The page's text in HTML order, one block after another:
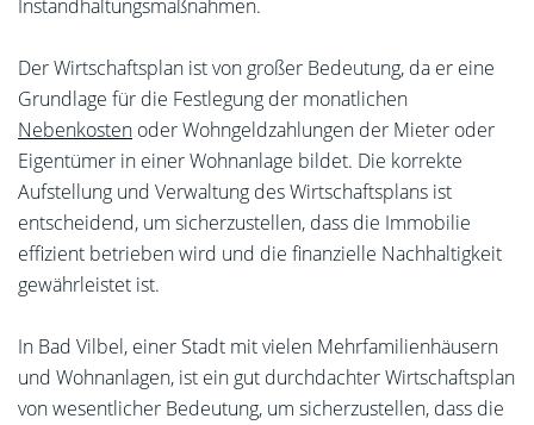
Instandhaltungsmaßnahmen.
Der Wirtschaftsplan ist von großer Bedeutung, da er eine
Grundlage für die Festlegung der monatlichen
Nebenkosten oder Wohngeldzahlungen der Mieter oder
Eigentümer in einer Wohnanlage bildet. Die korrekte
Aufstellung und Verwaltung des Wirtschaftsplans ist
entscheidend, um sicherzustellen, dass die Immobilie
effizient betrieben wird und die finanzielle Nachhaltigkeit
gewährleistet ist.
In Bad Vilbel, einer Stadt mit vielen Mehrfamilienhäusern
und Wohnanlagen, ist ein gut durchdachter Wirtschaftsplan
von wesentlicher Bedeutung, um sicherzustellen, dass die